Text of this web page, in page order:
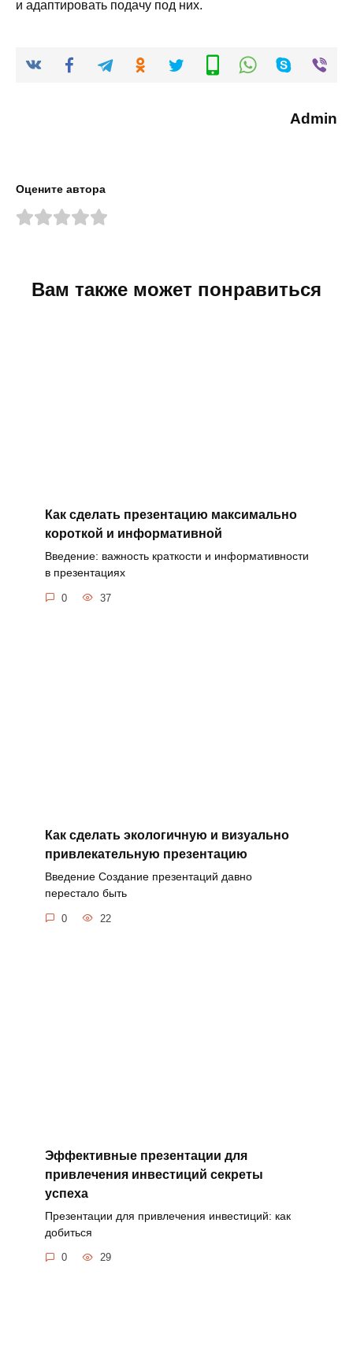
и адаптировать подачу под них.
Admin
Оцените автора
Вам также может понравиться
Как сделать презентацию максимально
короткой и информативной
Введение: важность краткости и информативности
в презентациях
0 37
Как сделать экологичную и визуально
привлекательную презентацию
Введение Создание презентаций давно
перестало быть
0 22
Эффективные презентации для
привлечения инвестиций секреты
успеха
Презентации для привлечения инвестиций: как
добиться
0 29